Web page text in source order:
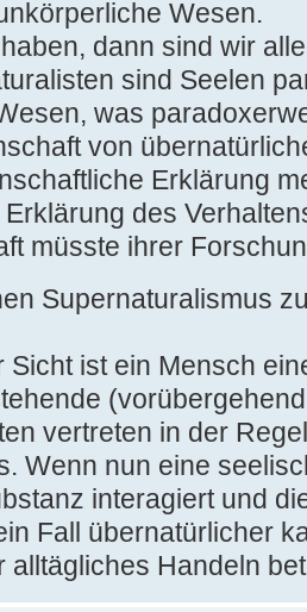
Wesen.
dann sind wir
sind Seelen
was
von
Erklärung
des
müsste ihrer
Supernaturalismus
Sicht ist ein Mensch
vertreten in der
Wenn nun eine
interagiert und
Fall übernatürlicher
alltägliches Handeln